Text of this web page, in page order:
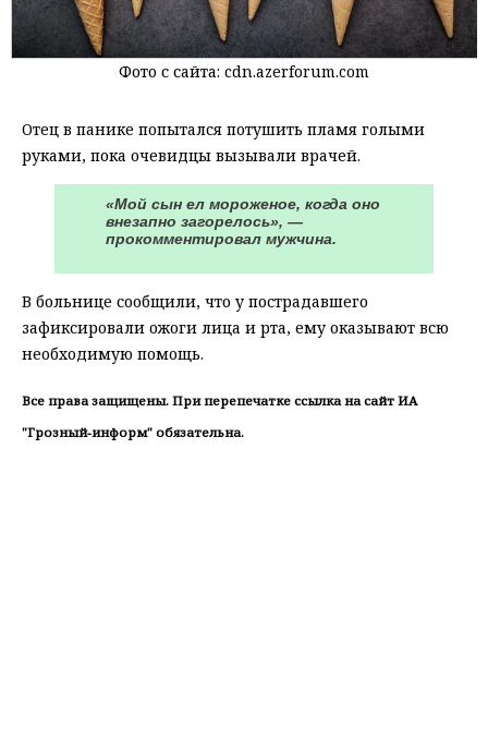
Фото с сайта: cdn.azerforum.com
Отец в панике попытался потушить пламя голыми
руками, пока очевидцы вызывали врачей.
«Мой сын ел мороженое, когда оно
внезапно загорелось», —
прокомментировал мужчина.
В больнице сообщили, что у пострадавшего
зафиксировали ожоги лица и рта, ему оказывают всю
необходимую помощь.
Все права защищены. При перепечатке ссылка на сайт ИА
"Грозный-информ" обязательна.